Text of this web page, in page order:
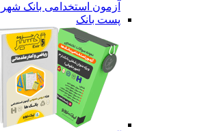
آزمون استخدامی بانک شهر
پست بانک